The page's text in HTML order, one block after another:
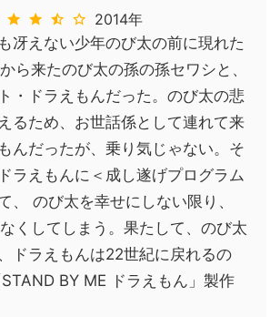
2014年
冴えない少年のび太の前に現れた
ら来たのび太の孫の孫セワシと、
・ドラえもんだった。のび太の悲
るため、お世話係として連れて来
んだったが、乗り気じゃない。そ
ラえもんに＜成し遂げプログラム
、 のび太を幸せにしない限り、
くしてしまう。果たして、のび太
ドラえもんは22世紀に戻れるの
BY ME ドラえもん」製作